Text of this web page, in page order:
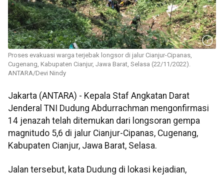
Proses evakuasi warga terjebak longsor di jalur Cianjur-Cipanas,
Cugenang, Kabupaten Cianjur, Jawa Barat, Selasa (22/11/2022).
ANTARA/Devi Nindy
Jakarta (ANTARA) - Kepala Staf Angkatan Darat
Jenderal TNI Dudung Abdurrachman mengonfirmasi
14 jenazah telah ditemukan dari longsoran gempa
magnitudo 5,6 di jalur Cianjur-Cipanas, Cugenang,
Kabupaten Cianjur, Jawa Barat, Selasa.
Jalan tersebut, kata Dudung di lokasi kejadian,